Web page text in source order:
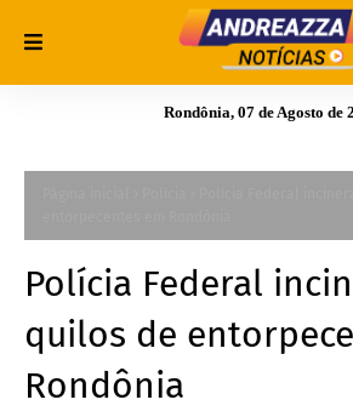
Rondônia, 07 de Agosto de
Polícia Federal
quilos de
Rondônia